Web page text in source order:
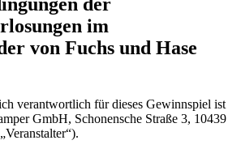
im
von Fuchs und Hase
verantwortlich für dieses Gewinnspiel ist
GmbH, Schonensche Straße 3, 10439